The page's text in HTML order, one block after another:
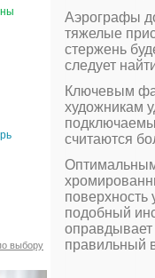
выбору
Аэрографы
тяжелые
стержень
следует
Ключевым
художникам
считаются
поверхность
подобный
оправдывает
правильный